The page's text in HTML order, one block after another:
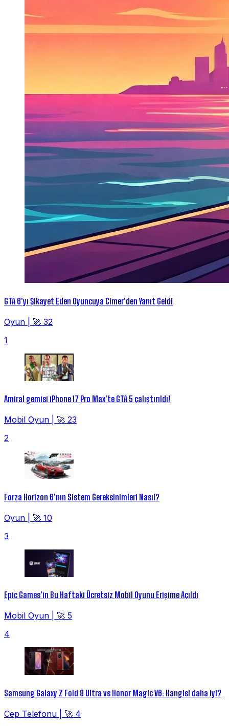
GTA 6'yı Şikayet Eden Oyuncuya Cimer'den Yanıt Geldi
Oyun
🚀 32
1
Amiral gemisi iPhone 17 Pro Max'te GTA 5 çalıştırıldı!
Mobil Oyun
🚀 23
2
Forza Horizon 6'nın Sistem Gereksinimleri Nasıl?
Oyun
🚀 10
3
Epic Games'in Bu Haftaki Ücretsiz Mobil Oyunu Erişime Açıldı
Mobil Oyun
🚀 5
4
Samsung Galaxy Z Fold 8 Ultra vs Honor Magic V6: Hangisi daha iyi?
Cep Telefonu
🚀 4